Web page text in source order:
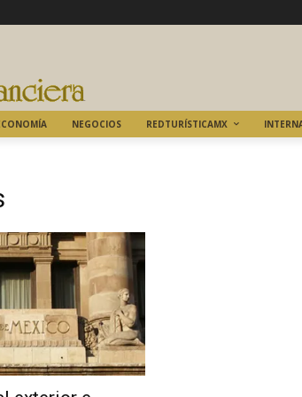
NEGOCIOS REDTURÍSTICAMX